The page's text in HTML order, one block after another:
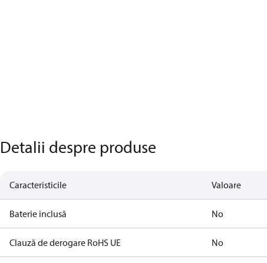
Detalii despre produse
Caracteristicile Valoare
Baterie inclusă No
Clauză de derogare RoHS UE No